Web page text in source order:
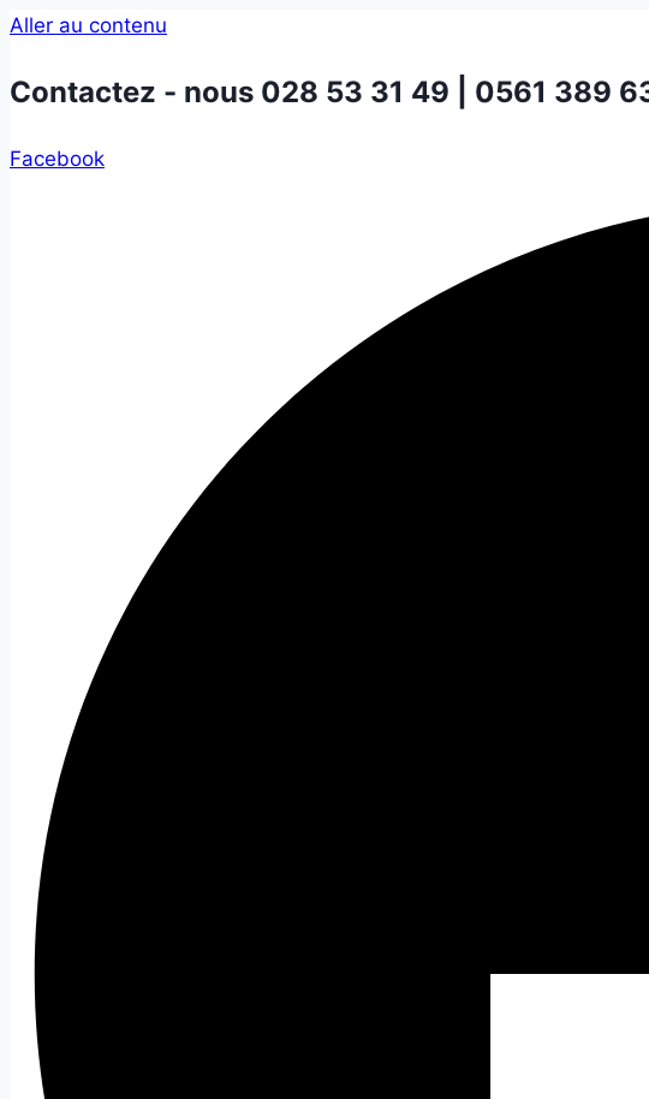
Aller au contenu
Contactez - nous 028 53 31 49 | 0561 389
Facebook